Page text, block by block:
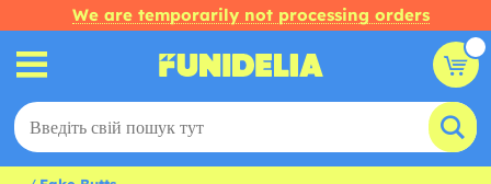
We are temporarily not processing orders